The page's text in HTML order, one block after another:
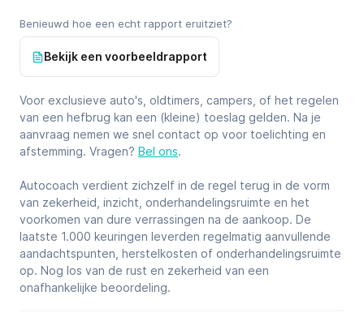
Benieuwd hoe een echt rapport eruitziet?
Bekijk een voorbeeldrapport
Voor exclusieve auto's, oldtimers, campers, of het regelen
van een hefbrug kan een (kleine) toeslag gelden. Na je
aanvraag nemen we snel contact op voor toelichting en
afstemming. Vragen? Bel ons.
Autocoach verdient zichzelf in de regel terug in de vorm
van zekerheid, inzicht, onderhandelingsruimte en het
voorkomen van dure verrassingen na de aankoop. De
laatste 1.000 keuringen leverden regelmatig aanvullende
aandachtspunten, herstelkosten of onderhandelingsruimte
op. Nog los van de rust en zekerheid van een
onafhankelijke beoordeling.